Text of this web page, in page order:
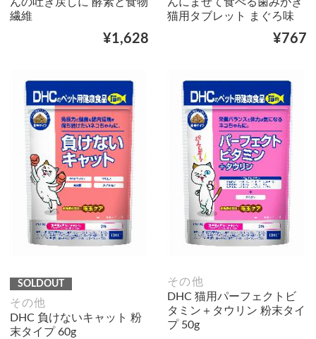
んの吐き戻しに 酵素と食物
繊維
¥1,628
んにまぜて食べる歯みがき
猫用タブレット まぐろ味
¥767
SOLDOUT
その他
DHC 負けないキャット 粉
末タイプ 60g
その他
DHC 猫用パーフェクトビ
タミン＋タウリン 粉末タイ
プ 50g